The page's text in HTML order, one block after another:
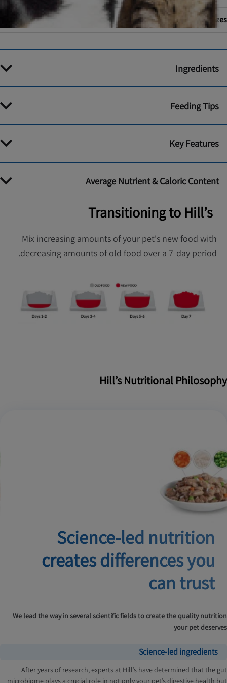
Sizes
370 g
Ingredients
Feeding Tips
Key Features
Average Nutrient & Caloric Content
Transitioning to Hill’s
Mix increasing amounts of your pet's new food with
decreasing amounts of old food over a 7-day period.
Hill’s Nutritional Philosophy
Science-led nutrition
createsdifferences you
can trust
We lead the way in several scientific fields to create the quality nutrition
your pet deserves
Science-led ingredients
After years of research, experts at Hill’s have determined that the gut
microbiome plays a crucial role in not only your pet’s digestive health but